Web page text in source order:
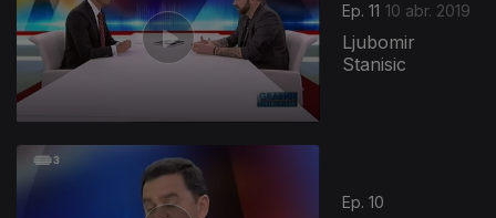
Ep. 11 10 abr. 2019
Ljubomir
Stanisic
Ep. 10